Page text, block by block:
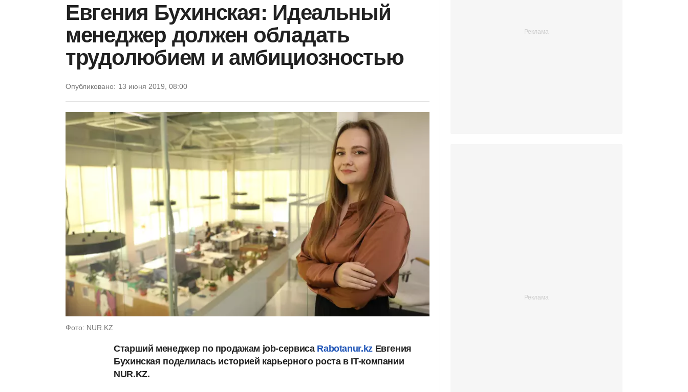
Евгения Бухинская: Идеальный
менеджер должен обладать
трудолюбием и амбициозностью
Опубликовано: 13 июня 2019, 08:00
Фото: NUR.KZ
Старший менеджер по продажам job-сервиса Rabotanur.kzЕвгения
Бухинская поделилась историей карьерного роста в IT-компании
NUR.KZ.